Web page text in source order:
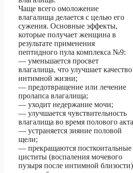
Чаще всего омоложение
влагалища делается с целью его
сужения. Основные эффекты,
которые получает женщина в
результате применения
пептидного пула комплекса №9:
— уменьшается просвет
влагалища, что улучшает качество
интимной жизни;
— предотвращение или лечение
пролапса влагалища;
— уходит недержание мочи;
— улучшается чувствительность
влагалища во время полового
— устраняется зияние половой
щели;
— прекращаются посткоитальные
циститы (воспаления мочевого
пузыря после интимной